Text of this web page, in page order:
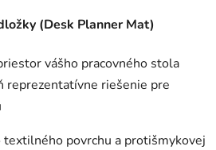
(Desk Planner Mat)
vášho pracovného stola
reprezentatívne riešenie pre
textilného povrchu a protišmykovej